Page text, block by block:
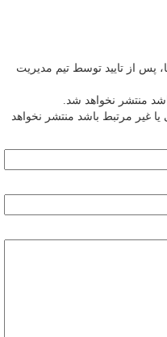
پس از تایید توسط تیم مدیریت
منتشر نخواهد شد.
غیر مرتبط باشد منتشر نخواهد